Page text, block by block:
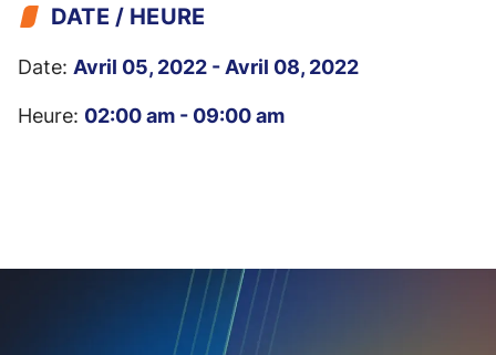
DATE / HEURE
Date: Avril 05, 2022 - Avril 08, 2022
Heure: 02:00 am - 09:00 am